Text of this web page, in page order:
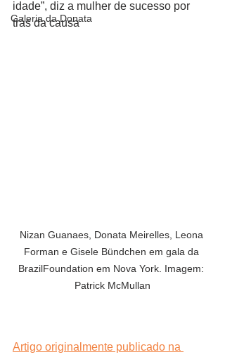
Galeria da Donata
idade”, diz a mulher de sucesso por
trás da causa
Nizan Guanaes, Donata Meirelles, Leona
Forman e Gisele Bündchen em gala da
BrazilFoundation em Nova York. Imagem:
Patrick McMullan
Artigo originalmente publicado na